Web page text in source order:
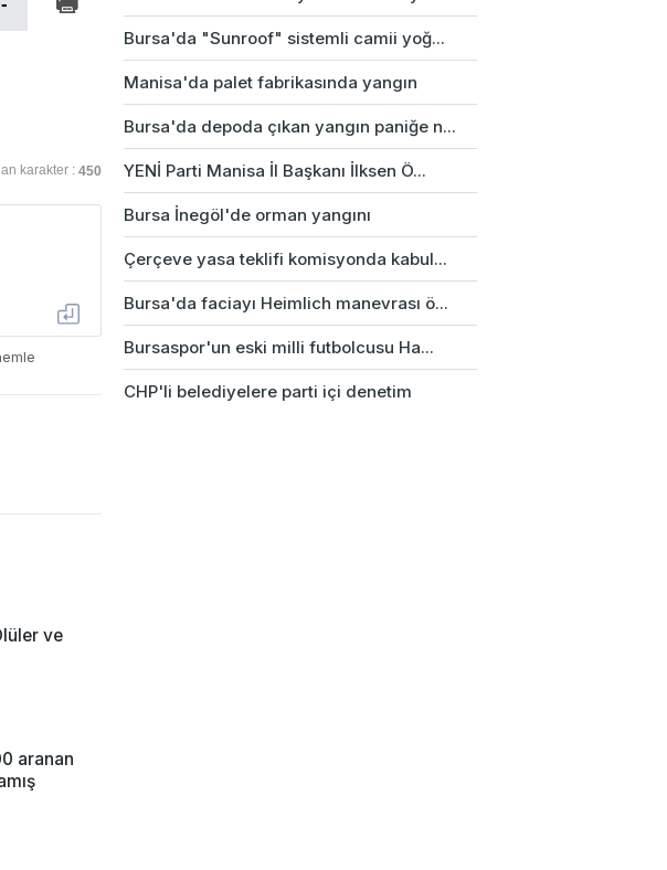
-
karakter : 450
ve
aranan
Bursa'da "Sunroof" sistemli camii yoğ...
Manisa'da palet fabrikasında yangın
Bursa'da depoda çıkan yangın paniğe n...
YENİ Parti Manisa İl Başkanı İlksen Ö...
Bursa İnegöl'de orman yangını
Çerçeve yasa teklifi komisyonda kabul...
Bursa'da faciayı Heimlich manevrası ö...
Bursaspor'un eski milli futbolcusu Ha...
CHP'li belediyelere parti içi denetim